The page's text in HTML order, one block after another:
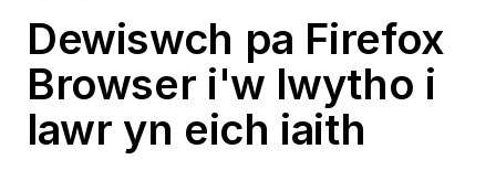
Dewiswch pa Firefox
Browser i'w lwytho i
lawr yn eich iaith